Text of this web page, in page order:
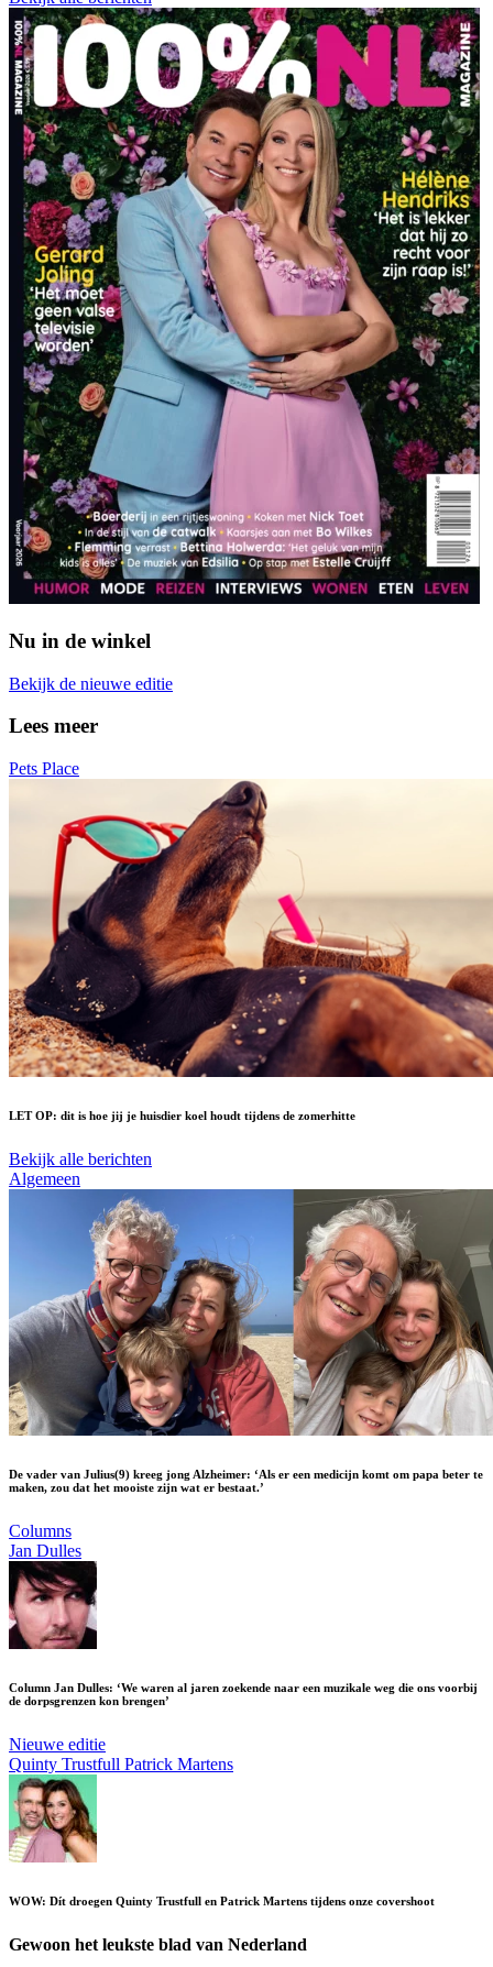
Nu in de winkel
Bekijk de nieuwe editie
Lees meer
Pets Place
LET OP: dit is hoe jij je huisdier koel houdt tijdens de zomerhitte
Bekijk alle berichten
Algemeen
De vader van Julius(9) kreeg jong Alzheimer: ‘Als er een medicijn komt om papa beter te
maken, zou dat het mooiste zijn wat er bestaat.’
Columns
Jan Dulles
Column Jan Dulles: ‘We waren al jaren zoekende naar een muzikale weg die ons voorbij
de dorpsgrenzen kon brengen’
Nieuwe editie
Quinty Trustfull Patrick Martens
WOW: Dít droegen Quinty Trustfull en Patrick Martens tijdens onze covershoot
Gewoon het leukste blad van Nederland